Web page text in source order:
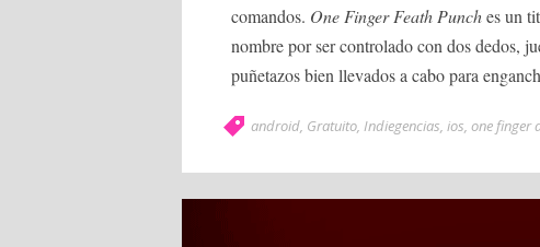
comandos. One Finger Feath Punches un
nombre por ser controlado con dos dedos,
puñetazos bien llevados a cabo para
android, Gratuito, Indiegencias, ios, one finger